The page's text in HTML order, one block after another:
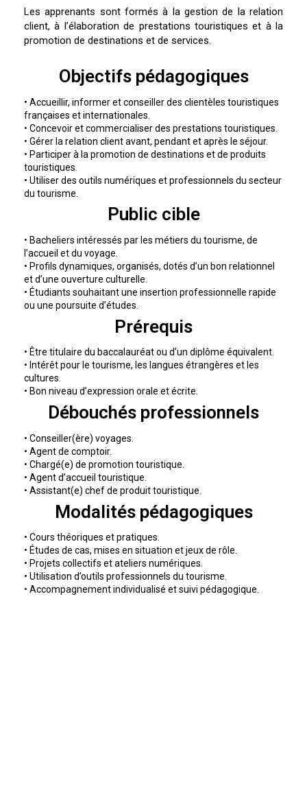
Les apprenants sont formés à la gestion de la relation
client, à l’élaboration de prestations touristiques et à la
promotion de destinations et de services.
Objectifs pédagogiques
• Accueillir, informer et conseiller des clientèles touristiques
françaises et internationales.
• Concevoir et commercialiser des prestations touristiques.
• Gérer la relation client avant, pendant et après le séjour.
• Participer à la promotion de destinations et de produits
touristiques.
• Utiliser des outils numériques et professionnels du secteur
du tourisme.
Public cible
• Bacheliers intéressés par les métiers du tourisme, de
l’accueil et du voyage.
• Profils dynamiques, organisés, dotés d’un bon relationnel
et d’une ouverture culturelle.
• Étudiants souhaitant une insertion professionnelle rapide
ou une poursuite d’études.
Prérequis
• Être titulaire du baccalauréat ou d’un diplôme équivalent.
• Intérêt pour le tourisme, les langues étrangères et les
cultures.
• Bon niveau d’expression orale et écrite.
Débouchés professionnels
• Conseiller(ère) voyages.
• Agent de comptoir.
• Chargé(e) de promotion touristique.
• Agent d’accueil touristique.
• Assistant(e) chef de produit touristique.
Modalités pédagogiques
• Cours théoriques et pratiques.
• Études de cas, mises en situation et jeux de rôle.
• Projets collectifs et ateliers numériques.
• Utilisation d’outils professionnels du tourisme.
• Accompagnement individualisé et suivi pédagogique.